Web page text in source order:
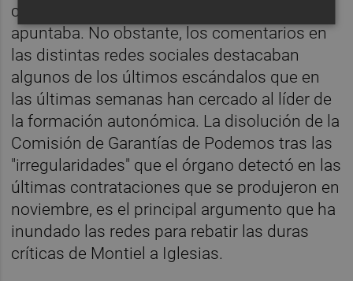
compararía a Iglesias con un dictador",
apuntaba. No obstante, los comentarios en
las distintas redes sociales destacaban
algunos de los últimos escándalos que en
las últimas semanas han cercado al líder de
la formación autonómica. La disolución de la
Comisión de Garantías de Podemos tras las
"irregularidades" que el órgano detectó en las
últimas contrataciones que se produjeron en
noviembre, es el principal argumento que ha
inundado las redes para rebatir las duras
críticas de Montiel a Iglesias.